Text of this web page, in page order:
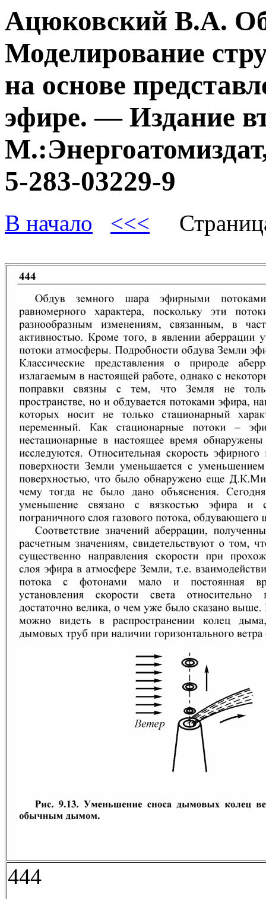
Ацюковский В.А.
Моделирование
на основе
эфире. — Издание
5-283-03229-9
В начало <<<
444